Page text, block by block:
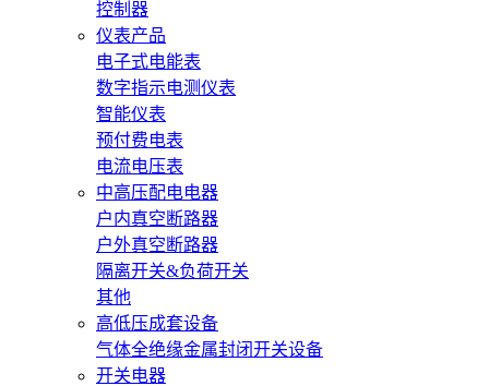
控制器
仪表产品
电子式电能表
数字指示电测仪表
智能仪表
预付费电表
电流电压表
中高压配电电器
户内真空断路器
户外真空断路器
隔离开关&负荷开关
其他
高低压成套设备
气体全绝缘金属封闭开关设备
开关电器